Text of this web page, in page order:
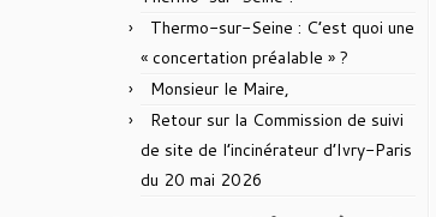
Thermo-sur-Seine : C’est quoi une
« concertation préalable » ?
Monsieur le Maire,
Retour sur la Commission de suivi
de site de l’incinérateur d’Ivry-Paris
du 20 mai 2026